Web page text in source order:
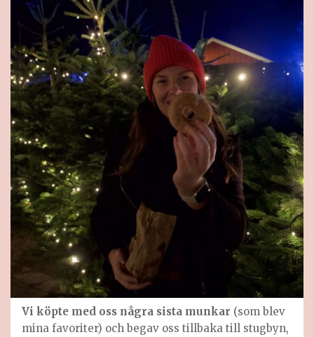
Vi köpte med oss några sista munkar (som blev
mina favoriter) och begav oss tillbaka till stugbyn,